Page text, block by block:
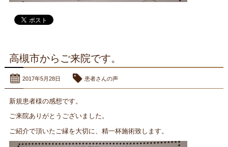
高槻市からご来院です。
2017年5月28日 患者さんの声
新規患者様の感想です。
ご来院ありがとうございました。
ご紹介で頂いたご縁を大切に、精一杯施術致します。